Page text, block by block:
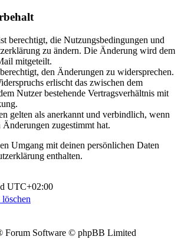
berechtigt, die Nutzungsbedingungen und
zu ändern. Die Änderung wird dem
mitgeteilt.
den Änderungen zu widersprechen.
erlischt das zwischen dem
Nutzer bestehende Vertragsverhältnis mit
gelten als anerkannt und verbindlich, wenn
zugestimmt hat.
Umgang mit deinen persönlichen Daten
enthalten.
UTC+02:00
Forum Software © phpBB Limited